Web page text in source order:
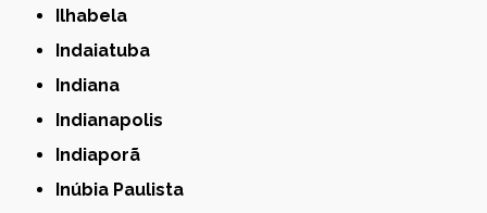
Ilhabela
Indaiatuba
Indiana
Indianapolis
Indiaporã
Inúbia Paulista